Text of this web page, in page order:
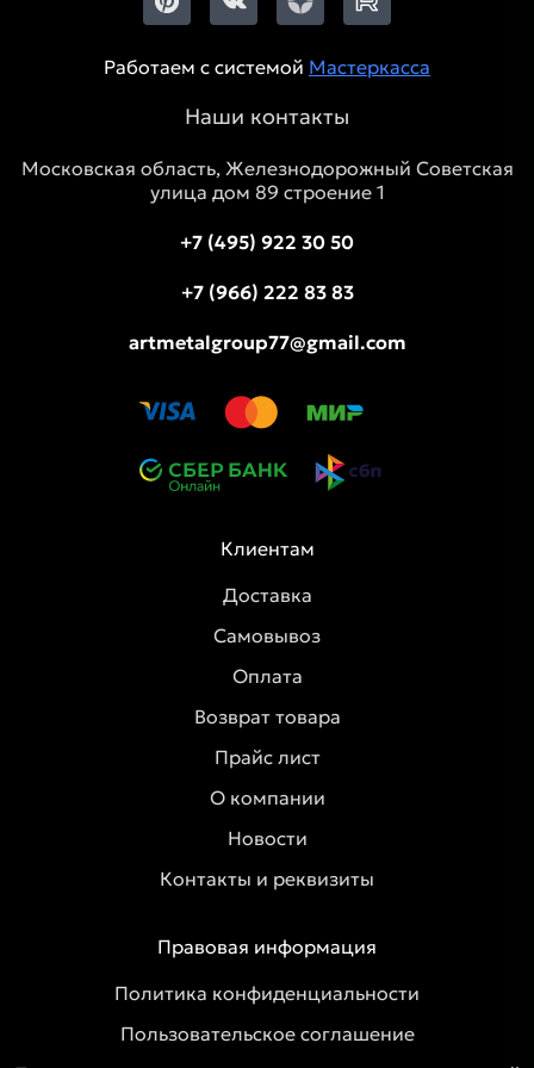
Работаем с системой Мастеркасса
Наши контакты
Московская область, Железнодорожный Советская
улица дом 89 строение 1
+7 (495) 922 30 50
+7 (966) 222 83 83
artmetalgroup77@gmail.com
Клиентам
Доставка
Самовывоз
Оплата
Возврат товара
Прайс лист
О компании
Новости
Контакты и реквизиты
Правовая информация
Политика конфиденциальности
Пользовательское соглашение